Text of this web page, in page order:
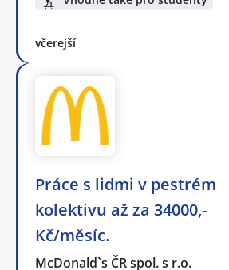
včerejší
Práce s lidmi v pestrém
kolektivu až za 34000,-
Kč/měsíc.
McDonald`s ČR spol. s r.o.